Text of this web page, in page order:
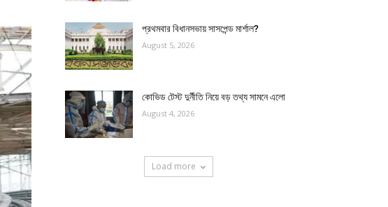
প্রথমবার বিধানসভায় সাসপেন্ড মার্শাল?
August 5, 2026
কোভিড টেস্ট দুর্নীতি নিয়ে বড় তথ্য সামনে এলো
August 4, 2026
Load more